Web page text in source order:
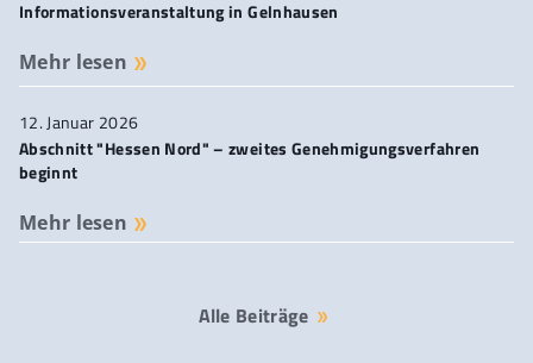
Informationsveranstaltung in Gelnhausen
Mehr lesen
12. Januar 2026
Abschnitt "Hessen Nord" – zweites Genehmigungsverfahren
beginnt
Mehr lesen
Alle Beiträge